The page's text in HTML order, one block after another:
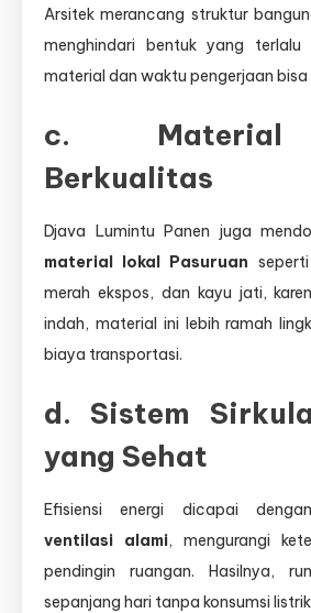
Arsitek merancang struktur
menghindari bentuk yang
material dan waktu pengerjaan bisa
c. Material
Berkualitas
Djava Lumintu Panen juga
material lokal Pasuruan
merah ekspos, dan kayu jati,
indah, material ini lebih ramah
biaya transportasi.
d. Sistem
yang Sehat
Efisiensi energi dicapai
ventilasi alami, mengurangi
pendingin ruangan. Hasilnya,
sepanjang hari tanpa konsumsi